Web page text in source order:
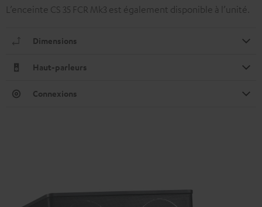
L’enceinte CS 35 FCR Mk3 est également disponible à l’unité.
Dimensions
Haut-parleurs
Connexions